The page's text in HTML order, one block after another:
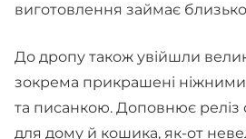
виготовлення займає
До дропу також увійшли
зокрема прикрашені ніжними
та писанкою. Доповнює реліз
для дому й кошика, як-от